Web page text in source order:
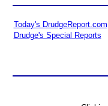
Today's DrudgeReport.com
Drudge's Special Reports